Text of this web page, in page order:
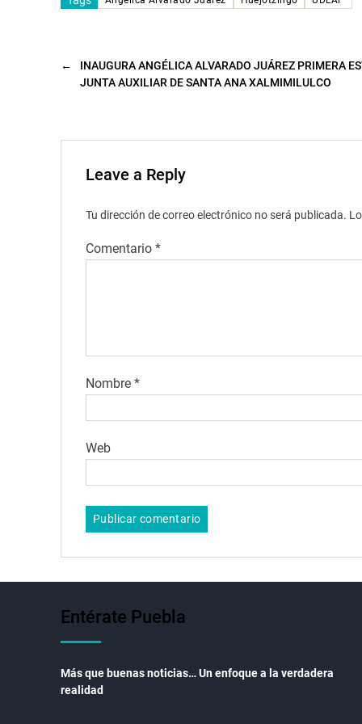
a
)
←
INAUGURA ANGÉLICA ALVARADO JUÁREZ PRIMERA
JUNTA AUXILIAR DE SANTA ANA XALMIMILULCO
Leave a Reply
Tu dirección de correo electrónico no será publicada.
Comentario *
Nombre *
Web
Entérate Puebla
Más que buenas noticias… Un enfoque a la verdadera
realidad